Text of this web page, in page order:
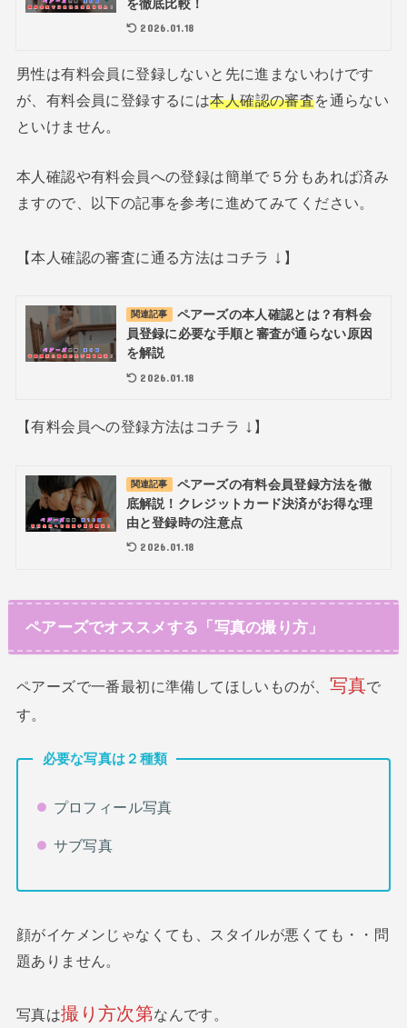
を徹底比較！
2026.01.18
男性は有料会員に登録しないと先に進まないわけです
が、有料会員に登録するには本人確認の審査を通らない
といけません。
本人確認や有料会員への登録は簡単で５分もあれば済み
ますので、以下の記事を参考に進めてみてください。
【本人確認の審査に通る方法はコチラ ↓ 】
関連記事
ペアーズの本人確認とは？有料会
員登録に必要な手順と審査が通らない原因
を解説
2026.01.18
【有料会員への登録方法はコチラ ↓ 】
関連記事
ペアーズの有料会員登録方法を徹
底解説！クレジットカード決済がお得な理
由と登録時の注意点
2026.01.18
ペアーズでオススメする「写真の撮り方」
ペアーズで一番最初に準備してほしいものが、 写真で
す。
必要な写真は２種類
プロフィール写真
サブ写真
顔がイケメンじゃなくても、スタイルが悪くても・・問
題ありません。
写真は撮り方次第なんです。